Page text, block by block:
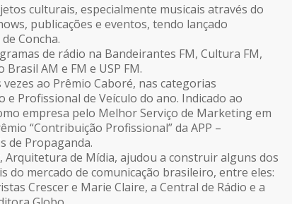
culturais, especialmente musicais através do
publicações e eventos, tendo lançado
Concha.
de rádio na Bandeirantes FM, Cultura FM,
Brasil AM e FM e USP FM.
ao Prêmio Caboré, nas categorias
e Profissional de Veículo do ano. Indicado ao
empresa pelo Melhor Serviço de Marketing em
“Contribuição Profissional” da APP –
de Propaganda.
Arquitetura de Mídia, ajudou a construir alguns dos
do mercado de comunicação brasileiro, entre eles:
Crescer e Marie Claire, a Central de Rádio e a